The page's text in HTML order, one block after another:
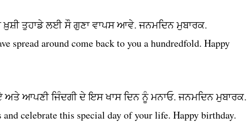
ਖ਼ੁਸ਼ੀ ਤੁਹਾਡੇ ਲਈ ਸੌ ਗੁਣਾ ਵਾਪਸ ਆਵੇ. ਜਨਮਦਿਨ ਮੁਬਾਰਕ.
spread around come back to you a hundredfold. Happy
ਆਪਣੀ ਜਿੰਦਗੀ ਦੇ ਇਸ ਖਾਸ ਦਿਨ ਨੂੰ ਮਨਾਓ. ਜਨਮਦਿਨ ਮੁਬਾਰਕ.
and celebrate this special day of your life. Happy birthday.